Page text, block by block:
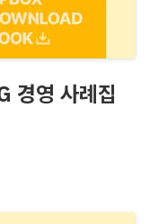
경영 사례집